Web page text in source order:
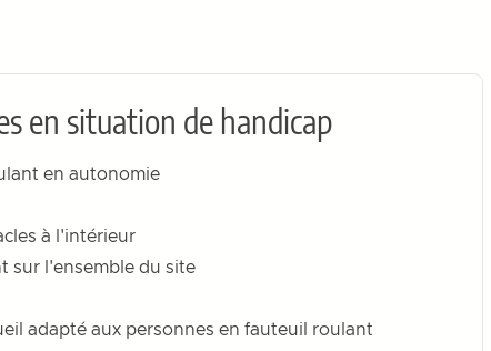
en situation de handicap
en autonomie
à l'intérieur
sur l'ensemble du site
adapté aux personnes en fauteuil roulant